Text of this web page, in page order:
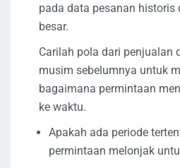
pada data pesanan historis
besar.
Carilah pola dari penjualan
musim sebelumnya untuk
bagaimana permintaan
ke waktu.
Apakah ada periode
permintaan melonjak